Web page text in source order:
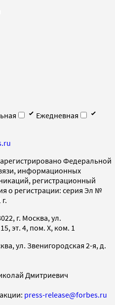
Ежедневная
Федеральной
информационных
регистрационный
о регистрации: серия Эл №
г. Москва, ул.
эт. 4, пом. X, ком. 1
ул. Звенигородская 2-я, д.
Дмитриевич
press-release@forbes.ru